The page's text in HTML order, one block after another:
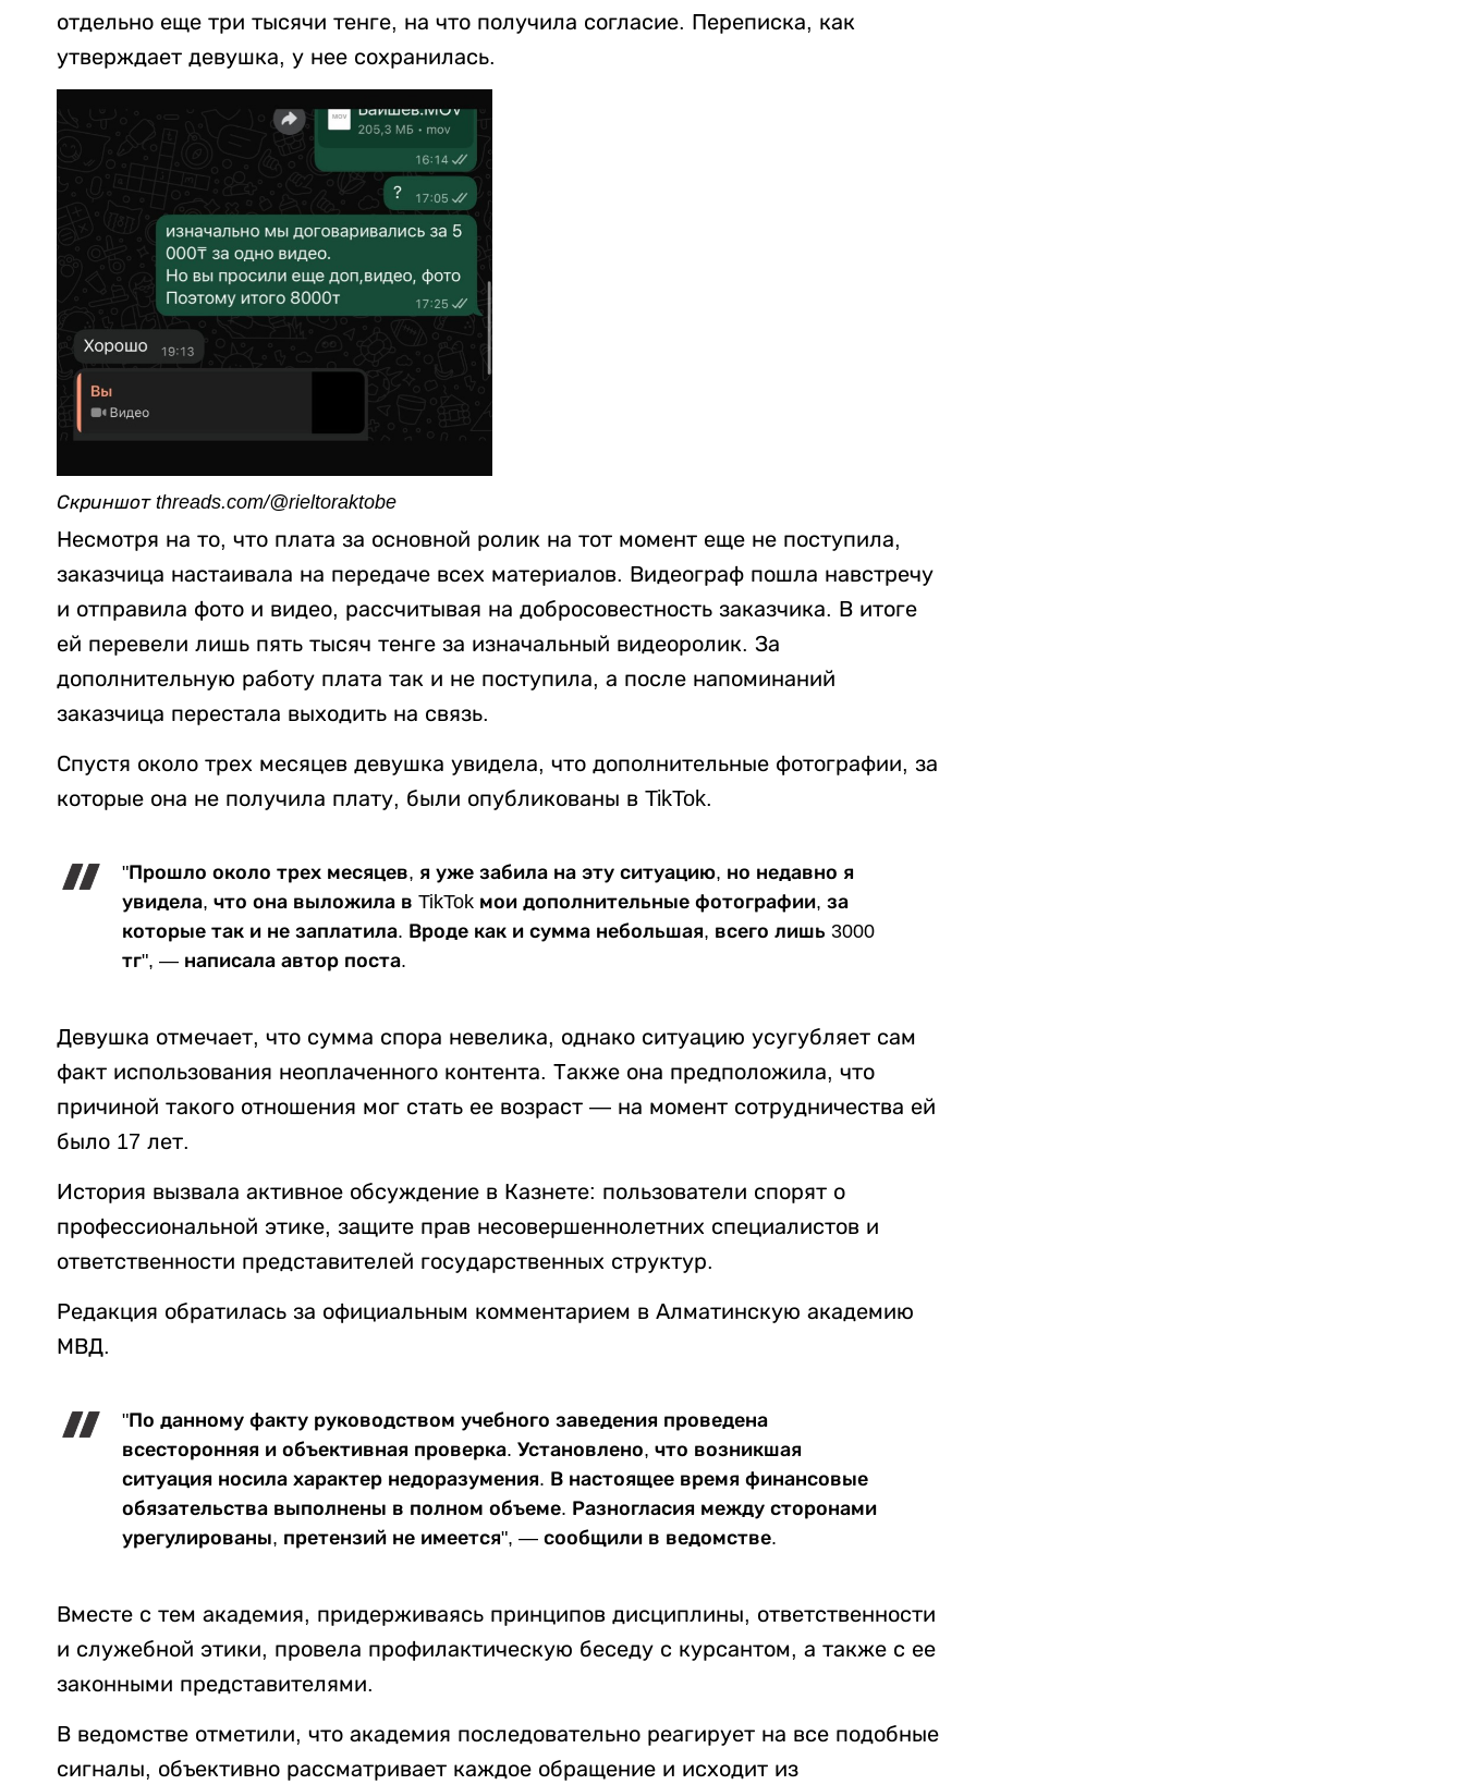
отдельно еще три тысячи тенге, на что получила согласие. Переписка, как
утверждает девушка, у нее сохранилась.
Скриншот threads.com/@rieltoraktobe
Несмотря на то, что плата за основной ролик на тот момент еще не поступила,
заказчица настаивала на передаче всех материалов. Видеограф пошла навстречу
и отправила фото и видео, рассчитывая на добросовестность заказчика. В итоге
ей перевели лишь пять тысяч тенге за изначальный видеоролик. За
дополнительную работу плата так и не поступила, а после напоминаний
заказчица перестала выходить на связь.
Спустя около трех месяцев девушка увидела, что дополнительные фотографии, за
которые она не получила плату, были опубликованы в TikTok.
"Прошло около трех месяцев, я уже забила на эту ситуацию, но недавно я
увидела, что она выложила в TikTok мои дополнительные фотографии, за
которые так и не заплатила. Вроде как и сумма небольшая, всего лишь 3000
тг", — написала автор поста.
Девушка отмечает, что сумма спора невелика, однако ситуацию усугубляет сам
факт использования неоплаченного контента. Также она предположила, что
причиной такого отношения мог стать ее возраст — на момент сотрудничества ей
было 17 лет.
История вызвала активное обсуждение в Казнете: пользователи спорят о
профессиональной этике, защите прав несовершеннолетних специалистов и
ответственности представителей государственных структур.
Редакция обратилась за официальным комментарием в Алматинскую академию
МВД.
"По данному факту руководством учебного заведения проведена
всесторонняя и объективная проверка. Установлено, что возникшая
ситуация носила характер недоразумения. В настоящее время финансовые
обязательства выполнены в полном объеме. Разногласия между сторонами
урегулированы, претензий не имеется", — сообщили в ведомстве.
Вместе с тем академия, придерживаясь принципов дисциплины, ответственности
и служебной этики, провела профилактическую беседу с курсантом, а также с ее
законными представителями.
В ведомстве отметили, что академия последовательно реагирует на все подобные
сигналы, объективно рассматривает каждое обращение и исходит из